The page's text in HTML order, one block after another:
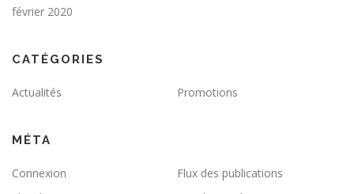
février 2020
CATÉGORIES
Actualités Promotions
MÉTA
Connexion
Flux des publications